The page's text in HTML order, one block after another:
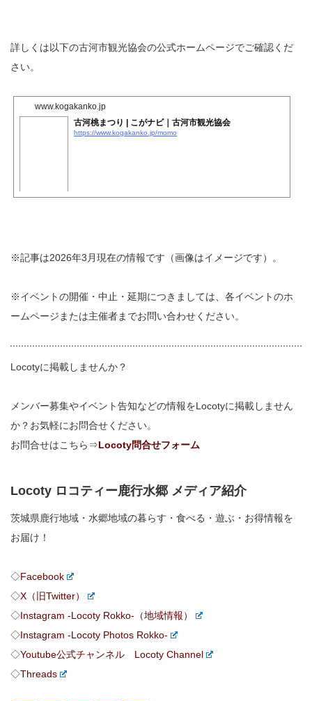
詳しくは以下の古河市観光協会の公式ホームページでご確認くだ
さい。
www.kogakanko.jp
古河桃まつり | こがナビ｜古河市観光協会
https://www.kogakanko.jp/momo
※記事は2026年3月現在の情報です（画像はイメージです）。
※イベントの開催・中止・延期につきましては、各イベントのホ
ームページまたは主催者までお問い合わせください。
Locotyに掲載しませんか？
メンバー募集やイベント告知などの情報をLocotyに掲載しません
か？お気軽にお問合せください。
お問合せはこちら⇒Locoty問合せフォーム
Locoty ロコティー鹿行水郷 メディア紹介
茨城県鹿行地域・水郷地域の暮らす・食べる・遊ぶ・お得情報を
お届け！
◇Facebook
◇X（旧Twitter）
◇Instagram -Locoty Rokko-（地域情報）
◇Instagram -Locoty Photos Rokko-
◇Youtube公式チャンネル Locoty Channel
◇Threads